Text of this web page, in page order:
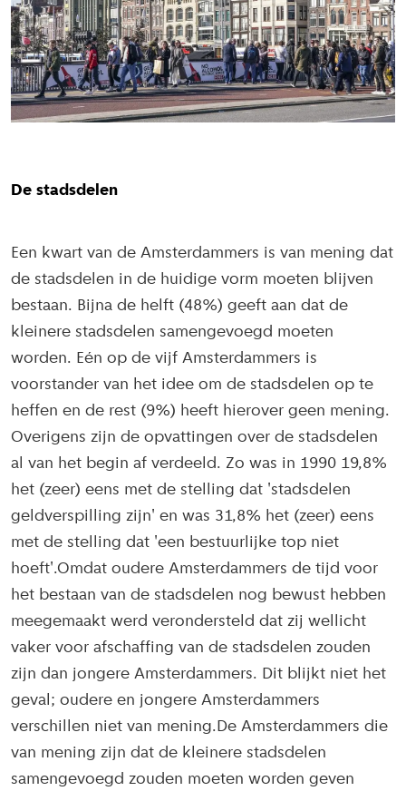
De stadsdelen
Een kwart van de Amsterdammers is van mening dat
de stadsdelen in de huidige vorm moeten blijven
bestaan. Bijna de helft (48%) geeft aan dat de
kleinere stadsdelen samengevoegd moeten
worden. Eén op de vijf Amsterdammers is
voorstander van het idee om de stadsdelen op te
heffen en de rest (9%) heeft hierover geen mening.
Overigens zijn de opvattingen over de stadsdelen
al van het begin af verdeeld. Zo was in 1990 19,8%
het (zeer) eens met de stelling dat 'stadsdelen
geldverspilling zijn' en was 31,8% het (zeer) eens
met de stelling dat 'een bestuurlijke top niet
hoeft'.Omdat oudere Amsterdammers de tijd voor
het bestaan van de stadsdelen nog bewust hebben
meegemaakt werd verondersteld dat zij wellicht
vaker voor afschaffing van de stadsdelen zouden
zijn dan jongere Amsterdammers. Dit blijkt niet het
geval; oudere en jongere Amsterdammers
verschillen niet van mening.De Amsterdammers die
van mening zijn dat de kleinere stadsdelen
samengevoegd zouden moeten worden geven